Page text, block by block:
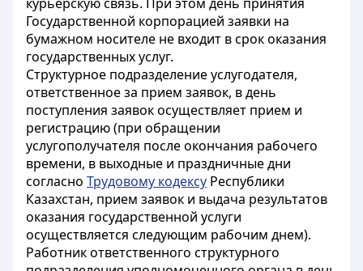
Государственной корпорацией заявки на
бумажном носителе не входит в срок оказания
государственных услуг.
Структурное подразделение услугодателя,
ответственное за прием заявок, в день
поступления заявок осуществляет прием и
регистрацию (при обращении
услугополучателя после окончания рабочего
времени, в выходные и праздничные дни
согласно Трудовому кодексу Республики
Казахстан, прием заявок и выдача результатов
оказания государственной услуги
осуществляется следующим рабочим днем).
Работник ответственного структурного